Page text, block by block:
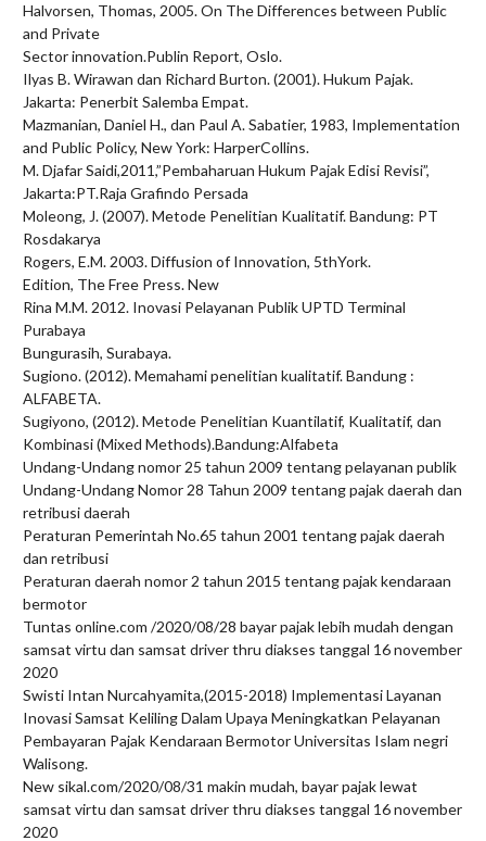
Halvorsen, Thomas, 2005. On The Differences between Public
and Private
Sector innovation.Publin Report, Oslo.
Ilyas B. Wirawan dan Richard Burton. (2001). Hukum Pajak.
Jakarta: Penerbit Salemba Empat.
Mazmanian, Daniel H., dan Paul A. Sabatier, 1983, Implementation
and Public Policy, New York: HarperCollins.
M. Djafar Saidi,2011,”Pembaharuan Hukum Pajak Edisi Revisi”,
Jakarta:PT.Raja Grafindo Persada
Moleong, J. (2007). Metode Penelitian Kualitatif. Bandung: PT
Rosdakarya
Rogers, E.M. 2003. Diffusion of Innovation, 5thYork.
Edition, The Free Press. New
Rina M.M. 2012. Inovasi Pelayanan Publik UPTD Terminal
Purabaya
Bungurasih, Surabaya.
Sugiono. (2012). Memahami penelitian kualitatif. Bandung :
ALFABETA.
Sugiyono, (2012). Metode Penelitian Kuantilatif, Kualitatif, dan
Kombinasi (Mixed Methods).Bandung:Alfabeta
Undang-Undang nomor 25 tahun 2009 tentang pelayanan publik
Undang-Undang Nomor 28 Tahun 2009 tentang pajak daerah dan
retribusi daerah
Peraturan Pemerintah No.65 tahun 2001 tentang pajak daerah
dan retribusi
Peraturan daerah nomor 2 tahun 2015 tentang pajak kendaraan
bermotor
Tuntas online.com /2020/08/28 bayar pajak lebih mudah dengan
samsat virtu dan samsat driver thru diakses tanggal 16 november
2020
Swisti Intan Nurcahyamita,(2015-2018) Implementasi Layanan
Inovasi Samsat Keliling Dalam Upaya Meningkatkan Pelayanan
Pembayaran Pajak Kendaraan Bermotor Universitas Islam negri
Walisong.
New sikal.com/2020/08/31 makin mudah, bayar pajak lewat
samsat virtu dan samsat driver thru diakses tanggal 16 november
2020